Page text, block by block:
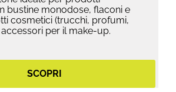
bustine monodose, flaconi e
cosmetici (trucchi, profumi,
per il make-up.
SCOPRI